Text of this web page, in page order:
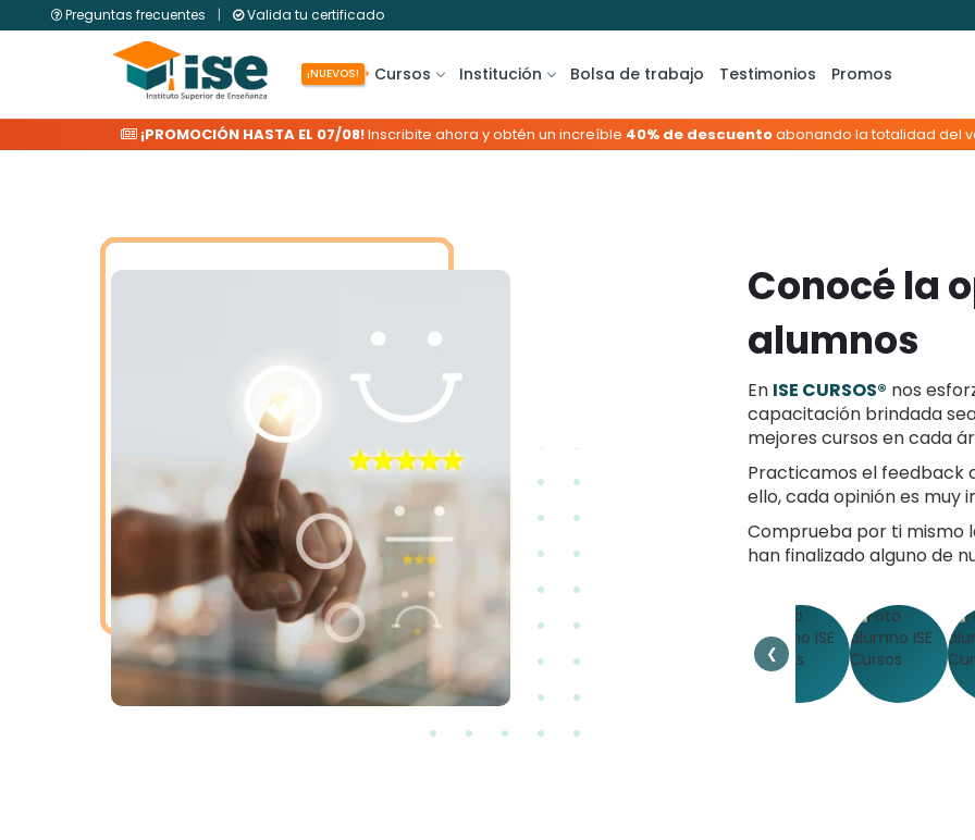
Preguntas frecuentes | Valida tu certificado
¡NUEVOS! Cursos Institución Bolsa de trabajo Testimonios Promos
¡PROMOCIÓN HASTA EL 07/08!Inscribite ahora y obtén un increíble 40% de descuentoabonando la totalidad del
Conocé la
alumnos
En ISE CURSOS® nos
capacitación brindada
mejores cursos en cada
Practicamos el feedback
ello, cada opinión es
Comprueba por ti mismo
han finalizado alguno de
❮